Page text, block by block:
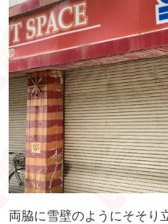
両脇に雪壁のようにそそり